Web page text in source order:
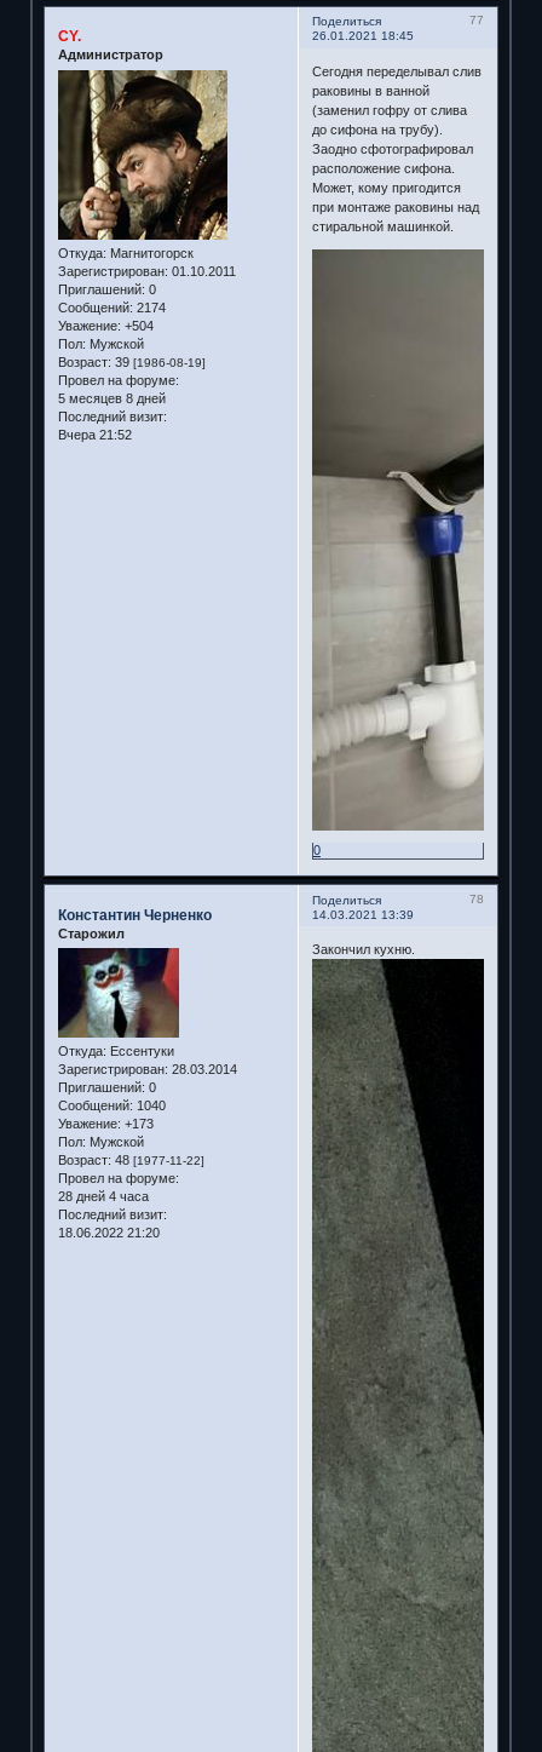
Поделиться
77
26.01.2021 18:45
CY.
Администратор
Откуда: Магнитогорск
Зарегистрирован: 01.10.2011
Приглашений: 0
Сообщений: 2174
Уважение: +504
Пол: Мужской
Возраст: 39 [1986-08-19]
Провел на форуме:
5 месяцев 8 дней
Последний визит:
Вчера 21:52
Сегодня переделывал слив
раковины в ванной
(заменил гофру от слива
до сифона на трубу).
Заодно сфотографировал
расположение сифона.
Может, кому пригодится
при монтаже раковины над
стиральной машинкой.
0
Поделиться
78
14.03.2021 13:39
Константин Черненко
Старожил
Откуда: Ессентуки
Зарегистрирован: 28.03.2014
Приглашений: 0
Сообщений: 1040
Уважение: +173
Пол: Мужской
Возраст: 48 [1977-11-22]
Провел на форуме:
28 дней 4 часа
Последний визит:
18.06.2022 21:20
Закончил кухню.